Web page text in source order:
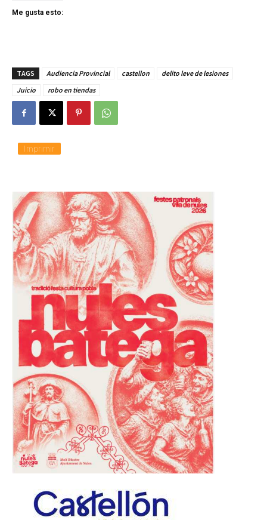
Me gusta esto:
TAGS Audiencia Provincial castellon
delito leve de lesiones
Juicio
robo en tiendas
Imprimir